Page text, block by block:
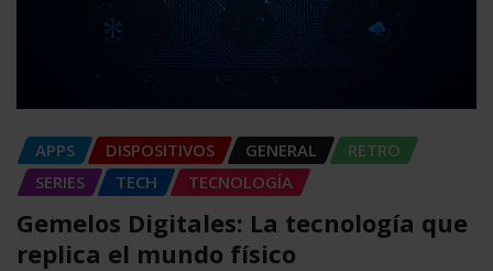
APPS DISPOSITIVOS GENERAL
RETRO
SERIES
TECH TECNOLOGÍA
Gemelos Digitales: La tecnología que
replica el mundo físico